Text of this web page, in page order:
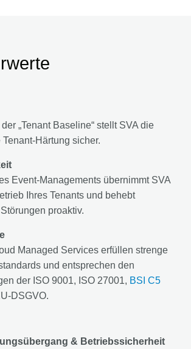
der „Tenant Baseline“ stellt SVA die
Härtung sicher.
Event-Managements übernimmt SVA
Ihres Tenants und behebt
proaktiv.
Managed Services erfüllen strenge
und entsprechen den
der ISO 9001, ISO 27001, BSI C5
DSGVO.
& Betriebssicherheit